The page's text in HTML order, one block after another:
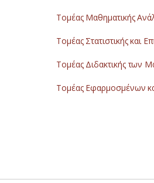
Τομέας Μαθηματικής
Τομέας Στατιστικής και
Τομέας Διδακτικής των
Τομέας Εφαρμοσμένων